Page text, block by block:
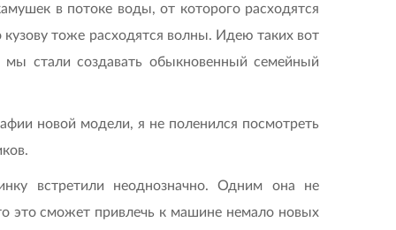
в потоке воды, от которого расходятся
кузову тоже расходятся волны. Идею таких вот
мы стали создавать обыкновенный семейный
новой модели, я не поленился посмотреть
встретили неоднозначно. Одним она не
это сможет привлечь к машине немало новых